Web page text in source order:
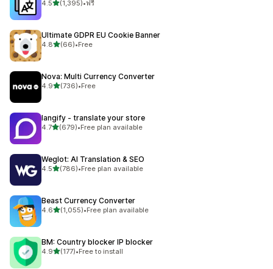
4.5เต็ม 5 ดาว
(1,395)
ทั้งหมด 1395 รีวิว
•ฟรี
Ultimate GDPR EU Cookie Banner
4.8เต็ม 5 ดาว
(66)
ทั้งหมด 66 รีวิว
•Free
Nova: Multi Currency Converter
4.9เต็ม 5 ดาว
(736)
ทั้งหมด 736 รีวิว
•Free
langify ‑ translate your store
4.7เต็ม 5 ดาว
(679)
ทั้งหมด 679 รีวิว
•Free plan available
Weglot: AI Translation & SEO
4.5เต็ม 5 ดาว
(786)
ทั้งหมด 786 รีวิว
•Free plan available
Beast Currency Converter
4.6เต็ม 5 ดาว
(1,055)
ทั้งหมด 1055 รีวิว
•Free plan available
BM: Country blocker IP blocker
4.9เต็ม 5 ดาว
(177)
ทั้งหมด 177 รีวิว
•Free to install